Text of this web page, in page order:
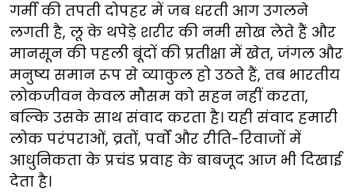
गर्मी की तपती दोपहर में जब धरती आग उगलने
लगती है, लू के थपेड़े शरीर की नमी सोख लेते हैं और
मानसून की पहली बूंदों की प्रतीक्षा में खेत, जंगल और
मनुष्य समान रूप से व्याकुल हो उठते हैं, तब भारतीय
लोकजीवन केवल मौसम को सहन नहीं करता,
बल्कि उसके साथ संवाद करता है। यही संवाद हमारी
लोक परंपराओं, व्रतों, पर्वों और रीति-रिवाजों में
आधुनिकता के प्रचंड प्रवाह के बाबजूद आज भी दिखाई
देता है।